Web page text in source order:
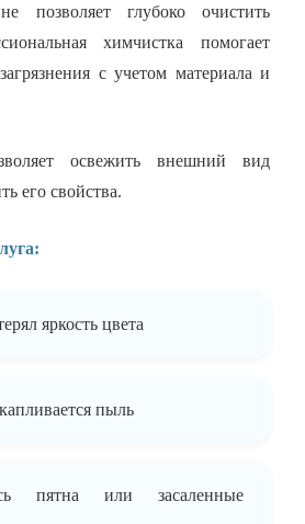
позволяет глубоко очистить
химчистка помогает
с учетом материала и
освежить внешний вид
его свойства.
яркость цвета
пыль
пятна или засаленные